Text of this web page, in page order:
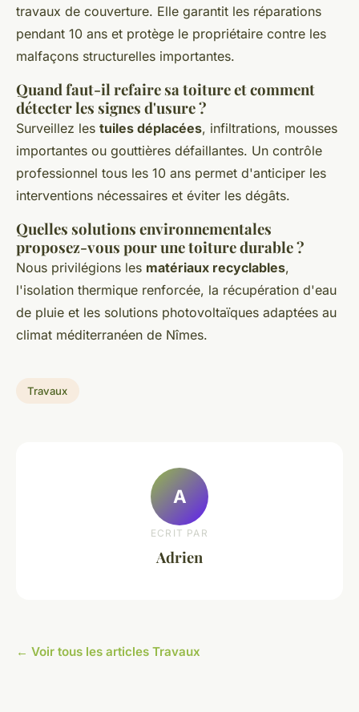
travaux de couverture. Elle garantit les réparations
pendant 10 ans et protège le propriétaire contre les
malfaçons structurelles importantes.
Quand faut-il refaire sa toiture et comment
détecter les signes d'usure ?
Surveillez les tuiles déplacées, infiltrations, mousses
importantes ou gouttières défaillantes. Un contrôle
professionnel tous les 10 ans permet d'anticiper les
interventions nécessaires et éviter les dégâts.
Quelles solutions environnementales
proposez-vous pour une toiture durable ?
Nous privilégions les matériaux recyclables,
l'isolation thermique renforcée, la récupération d'eau
de pluie et les solutions photovoltaïques adaptées au
climat méditerranéen de Nîmes.
Travaux
A
ECRIT PAR
Adrien
← Voir tous les articles Travaux